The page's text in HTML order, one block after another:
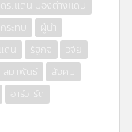
ดร.แดน มองต่างแดน
ระทบ
ผู้นำ
น รัฐกิจ
วิจัย
มาพันธ์
สังคม
ฮาร์วาร์ด